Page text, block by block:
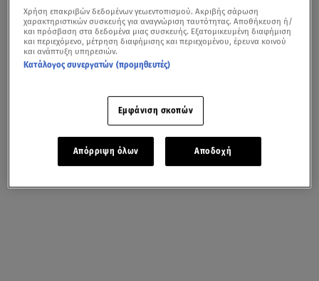
Χρήση επακριβών δεδομένων γεωεντοπισμού. Ακριβής σάρωση
χαρακτηριστικών συσκευής για αναγνώριση ταυτότητας. Αποθήκευση ή/
και πρόσβαση στα δεδομένα μιας συσκευής. Εξατομικευμένη διαφήμιση
και περιεχόμενο, μέτρηση διαφήμισης και περιεχομένου, έρευνα κοινού
και ανάπτυξη υπηρεσιών.
Κατάλογος συνεργατών (προμηθευτές)
Εμφάνιση σκοπών
Απόρριψη όλων Αποδοχή